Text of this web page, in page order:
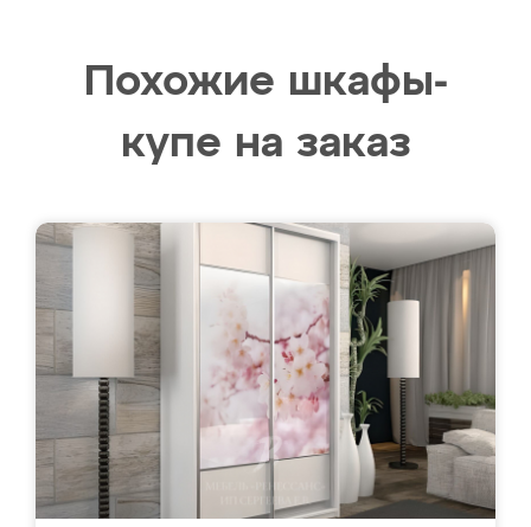
Похожие шкафы-
купе на заказ